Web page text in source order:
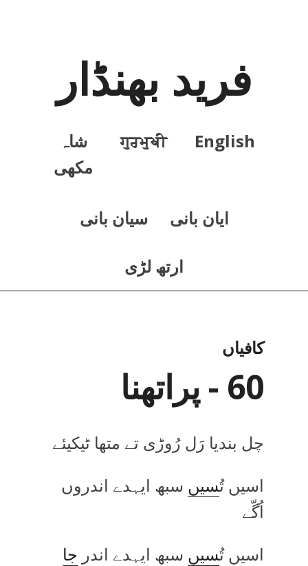
فرید بھنڈار
English
ਗੁਰਮੁਖੀ
شاہ
مکھی
ايان بانی سيان بانی
ارتھ لڑی
کافیاں
60 - پراتھنا
چل بندیا رَل رُوڑی تے متھا ٹیکیئے
اسیں تُسیں سبھ ایہدے اندروں
اُگّے
اسیں تُسیں سبھ ایہدے اندر جا